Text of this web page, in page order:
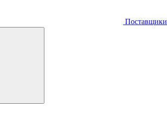
Поставщики